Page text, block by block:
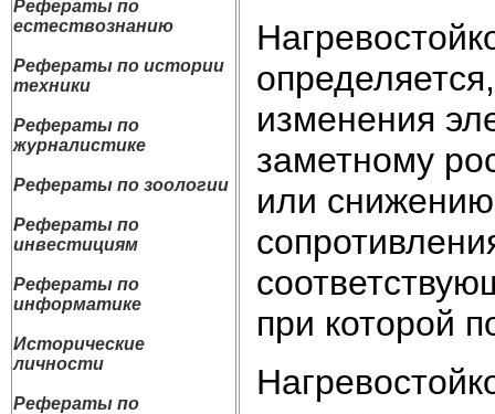
Рефераты по
естествознанию
Рефераты по истории
техники
Рефераты по
журналистике
Рефераты по зоологии
Рефераты по
инвестициям
Рефераты по
информатике
Исторические
личности
Рефераты по
изменения
заметному
или снижению
при которой